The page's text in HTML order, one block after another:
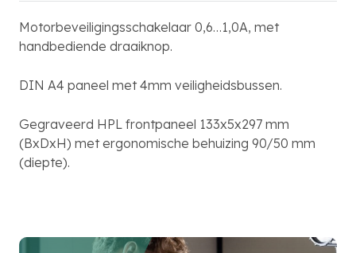
Motorbeveiligingsschakelaar 0,6…1,0A, met
handbediende draaiknop.
DIN A4 paneel met 4mm veiligheidsbussen.
Gegraveerd HPL frontpaneel 133x5x297 mm
(BxDxH) met ergonomische behuizing 90/50 mm
(diepte).